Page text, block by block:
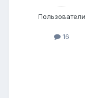
Пользователи
16